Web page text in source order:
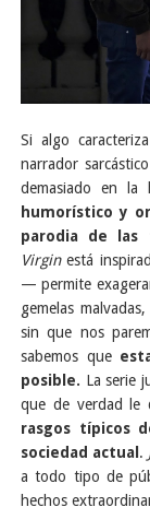
Si algo
narrador
demasiado en
humorístico y
parodia de las
Virginestá
— permite
gemelas
sin que nos
sabemos que
posible. La serie
que de verdad le
rasgos típicos
sociedad actual .
a todo tipo de
hechos